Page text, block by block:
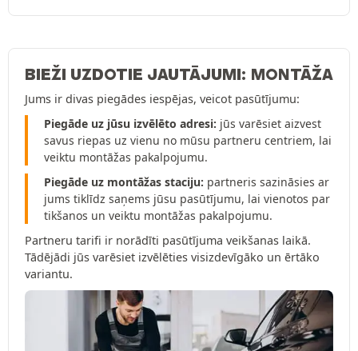
BIEŽI UZDOTIE JAUTĀJUMI: MONTĀŽA
Jums ir divas piegādes iespējas, veicot pasūtījumu:
Piegāde uz jūsu izvēlēto adresi: jūs varēsiet aizvest
savus riepas uz vienu no mūsu partneru centriem, lai
veiktu montāžas pakalpojumu.
Piegāde uz montāžas staciju: partneris sazināsies ar
jums tiklīdz saņems jūsu pasūtījumu, lai vienotos par
tikšanos un veiktu montāžas pakalpojumu.
Partneru tarifi ir norādīti pasūtījuma veikšanas laikā.
Tādējādi jūs varēsiet izvēlēties visizdevīgāko un ērtāko
variantu.